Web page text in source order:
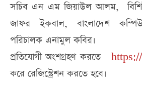
সচিব এন এম জিয়াউল আলম,
জাফর ইকবাল, বাংলাদেশ
পরিচালক এনামুল কবির।
প্রতিযোগী অংশগ্রহণ করতে
করে রেজিস্ট্রেশন করতে হবে।